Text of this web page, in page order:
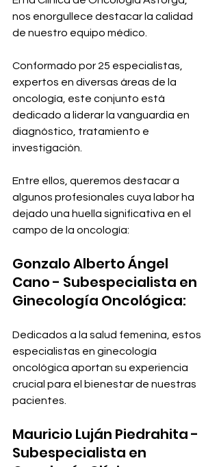
nos enorgullece destacar la calidad
de nuestro equipo médico.
Conformado por 25 especialistas,
expertos en diversas áreas de la
oncología, este conjunto está
dedicado a liderar la vanguardia en
diagnóstico, tratamiento e
investigación.
Entre ellos, queremos destacar a
algunos profesionales cuya labor ha
dejado una huella significativa en el
campo de la oncología:
Gonzalo Alberto Ángel
Cano - Subespecialista en
Ginecología Oncológica:
Dedicados a la salud femenina, estos
especialistas en ginecología
oncológica aportan su experiencia
crucial para el bienestar de nuestras
pacientes.
Mauricio Luján Piedrahita -
Subespecialista en